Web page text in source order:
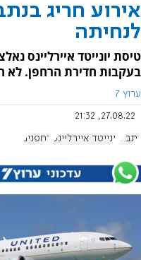
אירוע חריג
לנחיתה
טיסת יונייטד איירליינס
בעקבות חדירת הרחפן. לא
ערוץ 7
27.08.22, 21:32
נתב"ג יונייטד איירליינס רחפנים